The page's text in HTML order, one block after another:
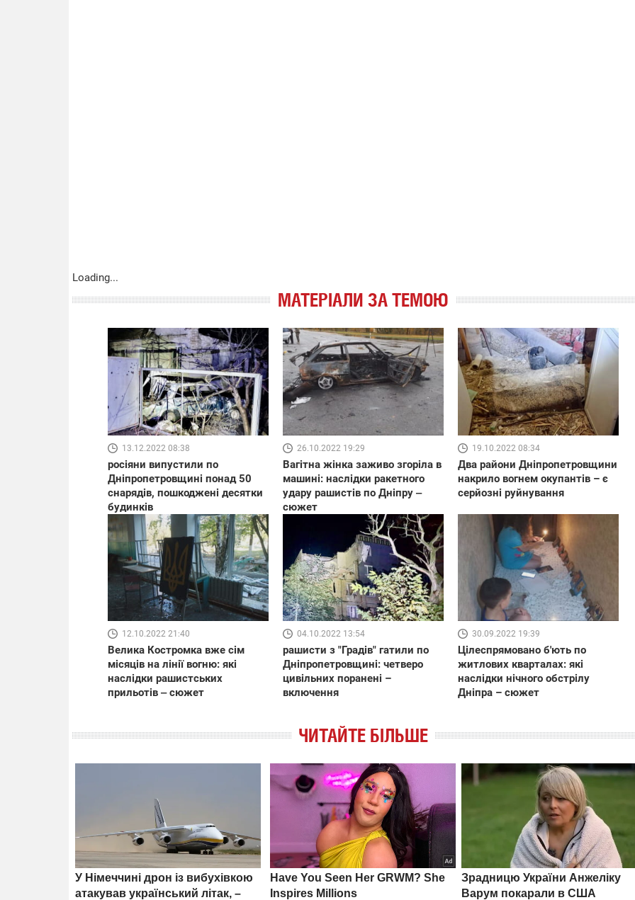
Loading...
МАТЕРІАЛИ ЗА ТЕМОЮ
13.12.2022 08:38
росіяни випустили по
Дніпропетровщині понад 50
снарядів, пошкоджені десятки
будинків
26.10.2022 19:29
Вагітна жінка заживо згоріла в
машині: наслідки ракетного
удару рашистів по Дніпру ‒
сюжет
19.10.2022 08:34
Два райони Дніпропетровщини
накрило вогнем окупантів – є
серйозні руйнування
12.10.2022 21:40
Велика Костромка вже сім
місяців на лінії вогню: які
наслідки рашистських
прильотів ‒ сюжет
04.10.2022 13:54
рашисти з "Градів" гатили по
Дніпропетровщині: четверо
цивільних поранені –
включення
30.09.2022 19:39
Цілеспрямовано б'ють по
житлових кварталах: які
наслідки нічного обстрілу
Дніпра – сюжет
ЧИТАЙТЕ БІЛЬШЕ